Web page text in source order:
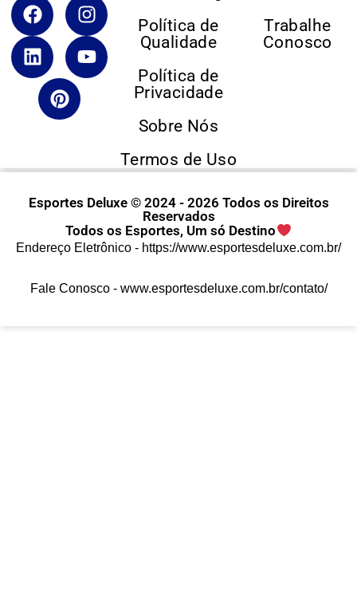
Política de
Qualidade
Política de
Privacidade
Sobre Nós
Termos de Uso
Trabalhe
Conosco
Esportes Deluxe © 2024 - 2026 Todos os Direitos
Reservados
Todos os Esportes, Um só Destino
Endereço Eletrônico - https://www.esportesdeluxe.com.br/
Fale Conosco - www.esportesdeluxe.com.br/contato/